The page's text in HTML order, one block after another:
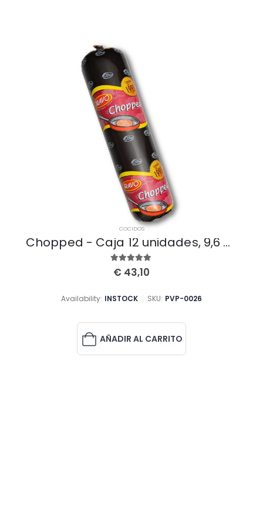
COCIDOS
Chopped - Caja 12 unidades, 9,6 Kg - 800 g /unidad
5.00 out of 5
€ 43,10
Availability: INSTOCK SKU: PVP-0026
AÑADIR AL CARRITO